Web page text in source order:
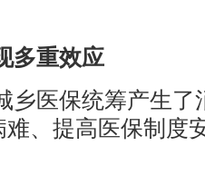
多重效应
乡医保统筹产生了
、提高医保制度